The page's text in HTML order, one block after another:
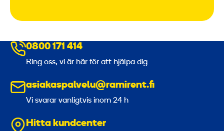
0800 171 414
Ring oss, vi är här för att hjälpa dig
asiakaspalvelu@ramirent.fi
Vi svarar vanligtvis inom 24 h
Hitta kundcenter